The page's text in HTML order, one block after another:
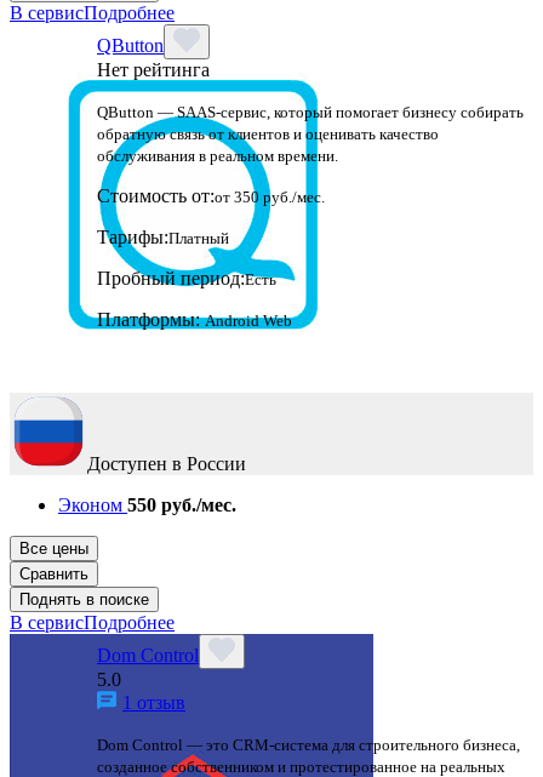
В сервисПодробнее
QButton
Нет рейтинга
QButton — SAAS-сервис, который помогает бизнесу собирать
обратную связь от клиентов и оценивать качество
обслуживания в реальном времени.
Стоимость от:от 350 руб./мес.
Тарифы:Платный
Пробный период:Есть
Платформы:Android Web
Доступен в России
Эконом 550 руб./мес.
Все цены
Сравнить
Поднять в поиске
В сервисПодробнее
Dom Control
5.0
1 отзыв
Dom Control — это CRM-система для строительного бизнеса,
созданное собственником и протестированное на реальных